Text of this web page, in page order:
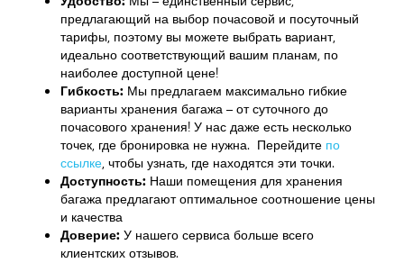
предлагающий на выбор почасовой и посуточный
тарифы, поэтому вы можете выбрать вариант,
идеально соответствующий вашим планам, по
наиболее доступной цене!
Гибкость: Мы предлагаем максимально гибкие
варианты хранения багажа – от суточного до
почасового хранения! У нас даже есть несколько
точек, где бронировка не нужна. Перейдите по
ссылке,чтобы узнать, где находятся эти точки.
Доступность: Наши помещения для хранения
багажа предлагают оптимальное соотношение цены
и качества
Доверие: У нашего сервиса больше всего
клиентских отзывов.